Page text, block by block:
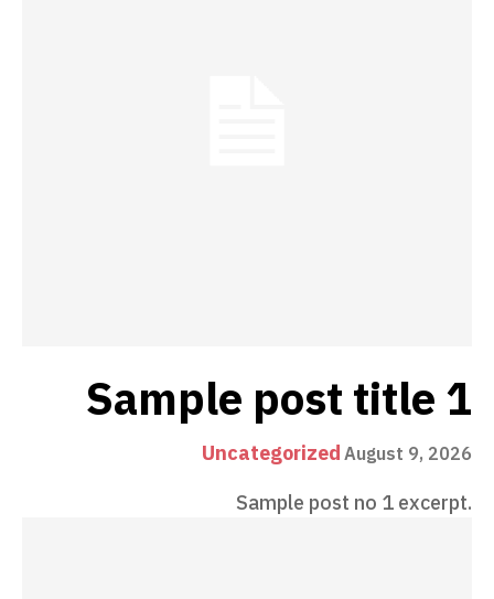
Sample post title 1
UncategorizedAugust 9, 2026
Sample post no 1 excerpt.